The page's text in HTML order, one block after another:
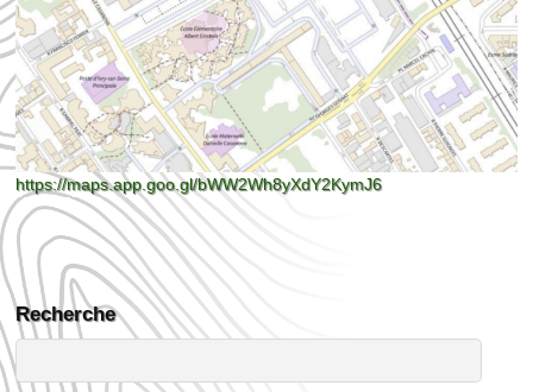
https://maps.app.goo.gl/bWW2Wh8yXdY2KymJ6
Recherche